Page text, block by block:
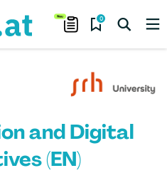
0
and Digital
(EN)